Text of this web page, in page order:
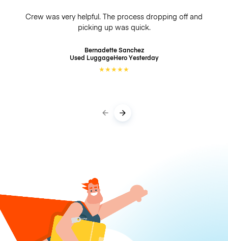
Crew was very helpful. The process dropping off and
picking up was quick.
Bernadette Sanchez
Used LuggageHeroYesterday
★★★★★